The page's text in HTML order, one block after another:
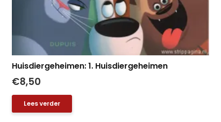
Huisdiergeheimen: 1. Huisdiergeheimen
€8,50
Lees verder